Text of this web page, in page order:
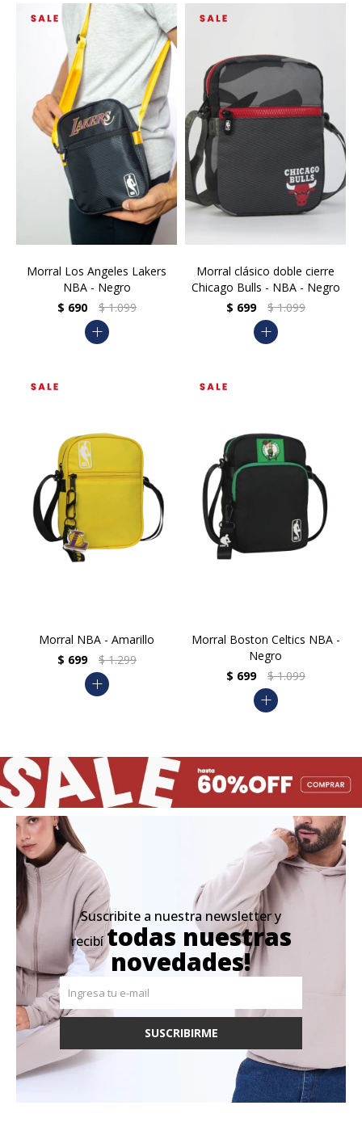
Morral Los Angeles Lakers
NBA - Negro
$ 690 $ 1.099
add
Morral clásico doble cierre
Chicago Bulls - NBA - Negro
$ 699 $ 1.099
add
Morral NBA - Amarillo
$ 699 $ 1.299
add
Morral Boston Celtics NBA -
Negro
$ 699 $ 1.099
add
Suscribite a nuestra newsletter y
recibítodas nuestras
novedades!
SUSCRIBIRME